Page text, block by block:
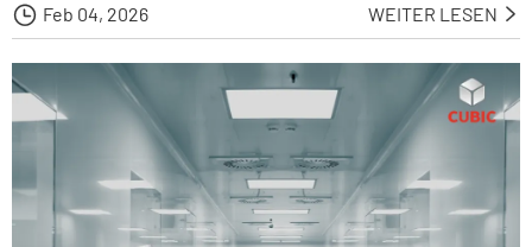
 Feb 04, 2026 WEITER LESEN 